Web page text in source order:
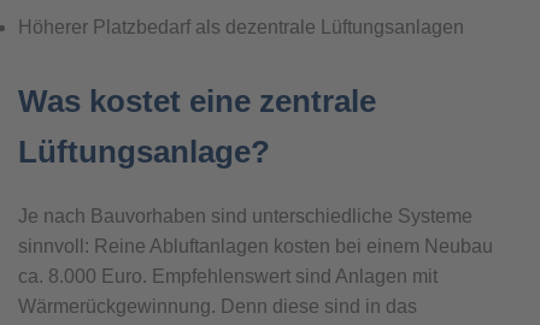
Höherer Platzbedarf als dezentrale Lüftungsanlagen
Was kostet eine zentrale
Lüftungsanlage?
Je nach Bauvorhaben sind unterschiedliche Systeme
sinnvoll: Reine Abluftanlagen kosten bei einem Neubau
ca. 8.000 Euro. Empfehlenswert sind Anlagen mit
Wärmerückgewinnung. Denn diese sind in das